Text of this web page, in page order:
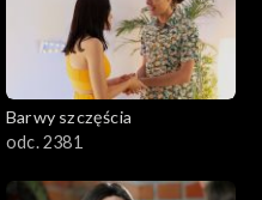
Barwy szczęścia
odc. 2381